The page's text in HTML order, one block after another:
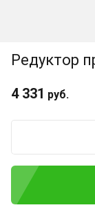
Редуктор
4 331 руб.